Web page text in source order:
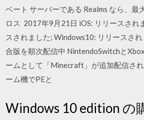
ベート サーバーである Realms なら、最
ロス 2017年9月21日 iOS: リリースされ
スされました; Windows10: リリースさ
合版を順次配信中 NintendoSwitchと
ームとして「Minecraft」が追加配信さ
ーム機でPEと
Windows 10 edition の